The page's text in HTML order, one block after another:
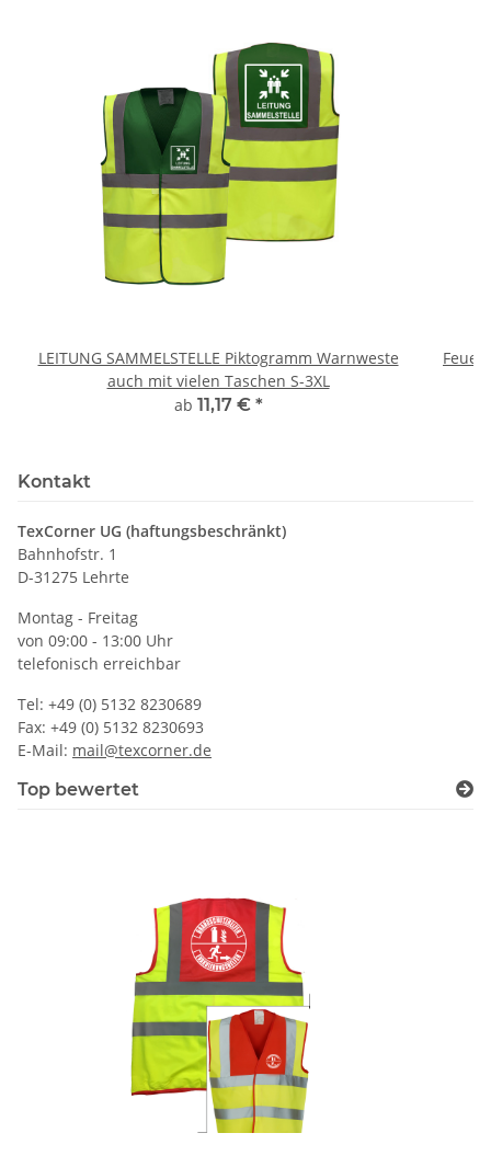
LEITUNG SAMMELSTELLE Piktogramm Warnweste
auch mit vielen Taschen S-3XL
ab 11,17 € *
Kontakt
TexCorner UG (haftungsbeschränkt)
Bahnhofstr. 1
D-31275 Lehrte
Montag - Freitag
von 09:00 - 13:00 Uhr
telefonisch erreichbar
Tel: +49 (0) 5132 8230689
Fax: +49 (0) 5132 8230693
E-Mail: mail@texcorner.de
Top bewertet